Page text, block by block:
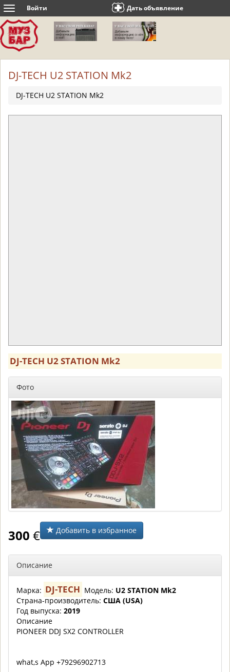
Toggle
navigation
Войти Дать объявление
DJ-TECH U2 STATION Mk2
DJ-TECH U2 STATION Mk2
DJ-TECH U2 STATION Mk2
Фото
300 € Добавить в избранное
Описание
Марка: DJ-TECH Модель: U2 STATION Mk2
Страна-производитель: США (USA)
Год выпуска: 2019
Описание
PIONEER DDJ SX2 CONTROLLER
what,s App +79296902713